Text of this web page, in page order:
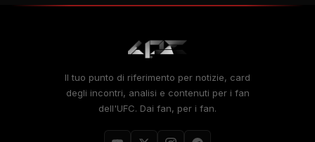
Il tuo punto di riferimento per notizie, card
degli incontri, analisi e contenuti per i fan
dell'UFC. Dai fan, per i fan.